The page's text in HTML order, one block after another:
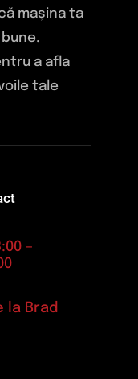
mașina ta
a afla
tale
–
la Brad